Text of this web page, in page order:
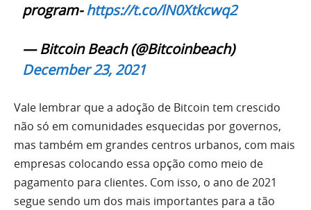
program-https://t.co/lN0Xtkcwq2
— Bitcoin Beach (@Bitcoinbeach)
December 23, 2021
Vale lembrar que a adoção de Bitcoin tem crescido
não só em comunidades esquecidas por governos,
mas também em grandes centros urbanos, com mais
empresas colocando essa opção como meio de
pagamento para clientes. Com isso, o ano de 2021
segue sendo um dos mais importantes para a tão